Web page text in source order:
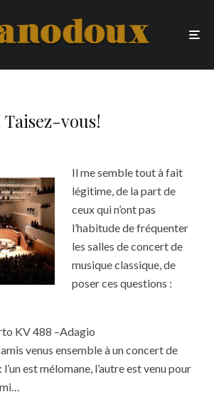
vous!
Il me semble tout à fait
légitime, de la part de
ceux qui n’ont pas
l’habitude de fréquenter
les salles de concert de
musique classique, de
poser ces questions :
KV 488 –Adagio
venus ensemble à un concert de
est mélomane, l’autre est venu pour